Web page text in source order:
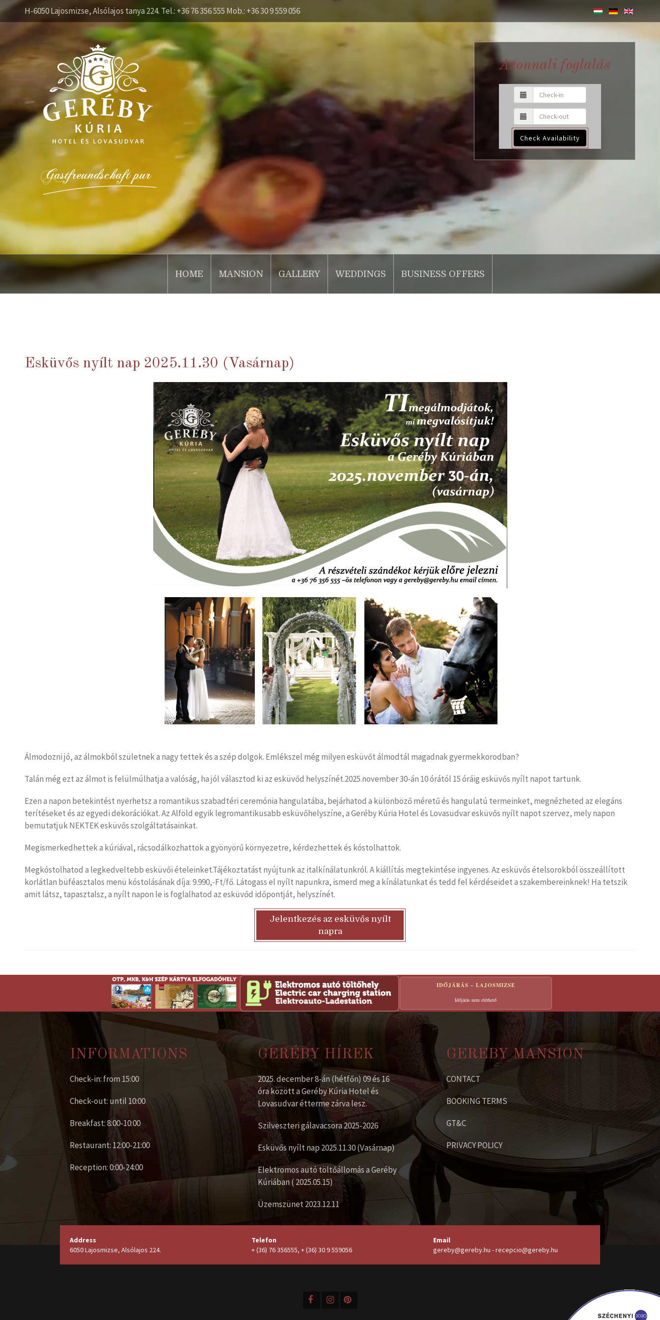
H-6050 Lajosmizse, Alsólajos tanya 224. Tel.: +36 76 356 555 Mob.: +36 30 9 559 056
Azonnali foglalás
Check Availability
HOME MANSION GALLERY WEDDINGS BUSINESS OFFERS
Esküvős nyílt nap 2025.11.30 (Vasárnap)
Álmodozni jó, az álmokból születnek a nagy tettek és a szép dolgok. Emlékszel még milyen esküvőt álmodtál magadnak gyermekkorodban?
Talán még ezt az álmot is felülmúlhatja a valóság, ha jól választod ki az esküvőd helyszínét.2025.november 30-án 10 órától 15 óráig esküvős nyílt napot tartunk.
Ezen a napon betekintést nyerhetsz a romantikus szabadtéri ceremónia hangulatába, bejárhatod a különböző méretű és hangulatú termeinket, megnézheted az elegáns
terítéseket és az egyedi dekorációkat. Az Alföld egyik legromantikusabb esküvőhelyszíne, a Geréby Kúria Hotel és Lovasudvar esküvős nyílt napot szervez, mely napon
bemutatjuk NEKTEK esküvős szolgáltatásainkat.
Megismerkedhettek a kúriával, rácsodálkozhattok a gyönyörű környezetre, kérdezhettek és kóstolhattok.
Megkóstolhatod a legkedveltebb esküvői ételeinket.Tájékoztatást nyújtunk az italkínálatunkról. A kiállítás megtekintése ingyenes. Az esküvős ételsorokból összeállított
korlátlan büféasztalos menü kóstolásának díja: 9.990,-Ft/fő. Látogass el nyílt napunkra, ismerd meg a kínálatunkat és tedd fel kérdéseidet a szakembereinknek! Ha tetszik
amit látsz, tapasztalsz, a nyílt napon le is foglalhatod az esküvőd időpontját, helyszínét.
Jelentkezés az esküvős nyílt
napra
IDŐJÁRÁS – LAJOSMIZSE
Időjárás nem elérhető
INFORMATIONS
Check-in: from 15:00
Check-out: until 10:00
Breakfast: 8:00-10:00
Restaurant: 12:00-21:00
Reception: 0:00-24:00
GERÉBY HÍREK
2025. december 8-án (hétfőn) 09 és 16
óra között a Geréby Kúria Hotel és
Lovasudvar étterme zárva lesz.
Szilveszteri gálavacsora 2025-2026
Esküvős nyílt nap 2025.11.30 (Vasárnap)
Elektromos autó töltőállomás a Geréby
Kúriában ( 2025.05.15)
Üzemszünet 2023.12.11
GEREBY MANSION
CONTACT
BOOKING TERMS
GT&C
PRIVACY POLICY
Address
6050 Lajosmizse, Alsólajos 224.
Telefon
+ (36) 76 356555, + (36) 30 9 559056
Email
gereby@gereby.hu - recepcio@gereby.hu